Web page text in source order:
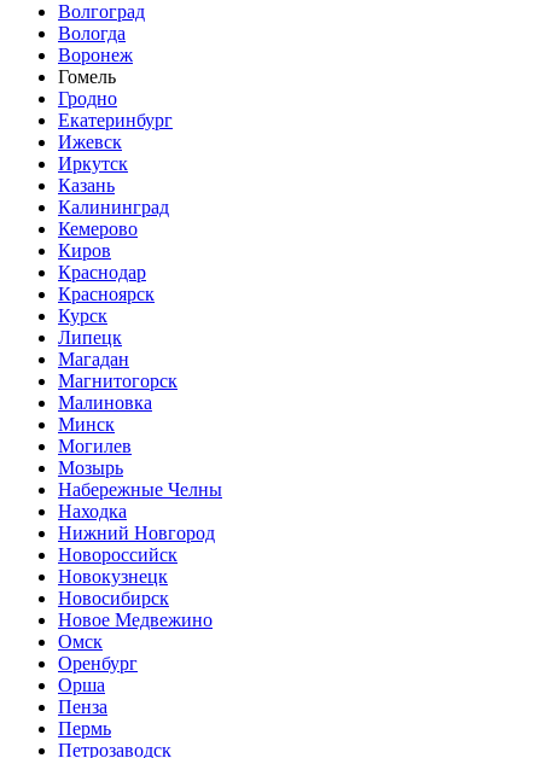
Волгоград
Вологда
Воронеж
Гомель
Гродно
Екатеринбург
Ижевск
Иркутск
Казань
Калининград
Кемерово
Киров
Краснодар
Красноярск
Курск
Липецк
Магадан
Магнитогорск
Малиновка
Минск
Могилев
Мозырь
Набережные Челны
Находка
Нижний Новгород
Новороссийск
Новокузнецк
Новосибирск
Новое Медвежино
Омск
Оренбург
Орша
Пенза
Пермь
Петрозаводск